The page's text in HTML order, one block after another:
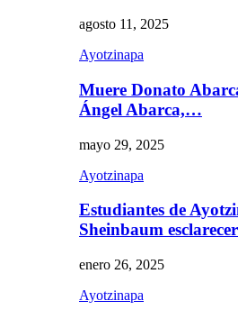
agosto 11, 2025
Ayotzinapa
Muere Donato
Ángel Abarca,…
mayo 29, 2025
Ayotzinapa
Estudiantes de
Sheinbaum
enero 26, 2025
Ayotzinapa